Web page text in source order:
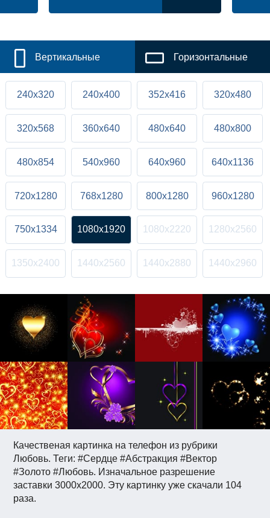
Качественая картинка на телефон из рубрики
Любовь. Теги: #Сердце #Абстракция #Вектор
#Золото #Любовь. Изначальное разрешение
заставки 3000x2000. Эту картинку уже скачали 104
раза.
Вертикальные Горизонтальные
240x320 240x400 352x416 320x480
320x568 360x640 480x640 480x800
480x854 540x960 640x960 640x1136
720x1280 768x1280 800x1280 960x1280
750x1334 1080x1920 1080x2220 1280x2560
1350x2400 1440x2560 1440x2880 1440x2960